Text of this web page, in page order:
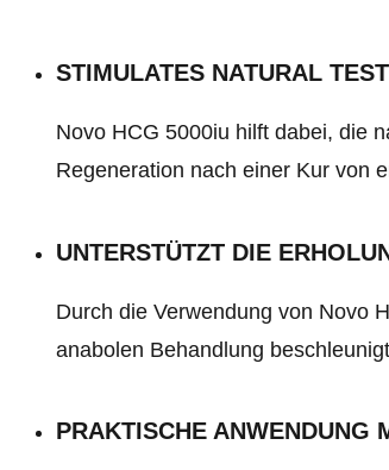
STIMULATES NATURAL
Novo HCG 5000iu hilft dabei, die
Regeneration nach einer Kur von
UNTERSTÜTZT DIE
Durch die Verwendung von Novo
anabolen Behandlung
PRAKTISCHE ANWENDUNG